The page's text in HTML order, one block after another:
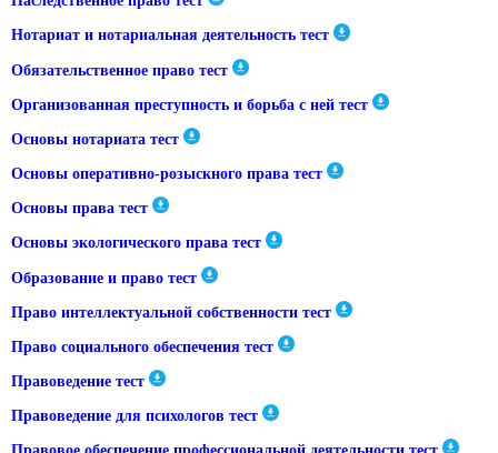
Нотариат и нотариальная деятельность тест
Обязательственное право тест
Организованная преступность и борьба с ней тест
Основы нотариата тест
Основы оперативно-розыскного права тест
Основы права тест
Основы экологического права тест
Образование и право тест
Право интеллектуальной собственности тест
Право социального обеспечения тест
Правоведение тест
Правоведение для психологов тест